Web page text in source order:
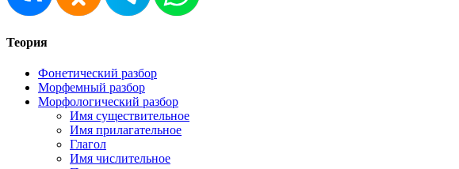
Теория
Фонетический разбор
Морфемный разбор
Морфологический разбор
Имя существительное
Имя прилагательное
Глагол
Имя числительное